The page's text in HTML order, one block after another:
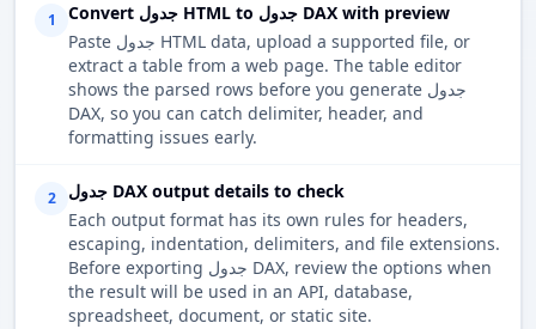
1
Convert جدول HTML to جدول DAX with preview
Paste جدول HTML data, upload a supported file, or
extract a table from a web page. The table editor
shows the parsed rows before you generate جدول
DAX, so you can catch delimiter, header, and
formatting issues early.
2
جدول DAX output details to check
Each output format has its own rules for headers,
escaping, indentation, delimiters, and file extensions.
Before exporting جدول DAX, review the options when
the result will be used in an API, database,
spreadsheet, document, or static site.